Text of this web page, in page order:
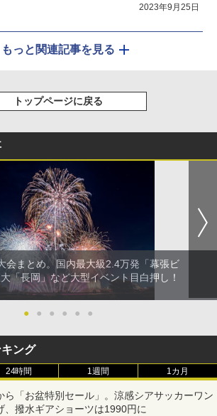
2023年9月25日
もっと関連記事を見る
トップページに戻る
会まとめ。国内最大級2.4万発「幕張ビ
「長岡」など大型イベント目白押し！
● ● ● ● ● ●
ング
24時間 1週間 1カ月
ら「お盆特別セール」。涼感シアサッカーワン
、撥水ギアショーツは1990円に